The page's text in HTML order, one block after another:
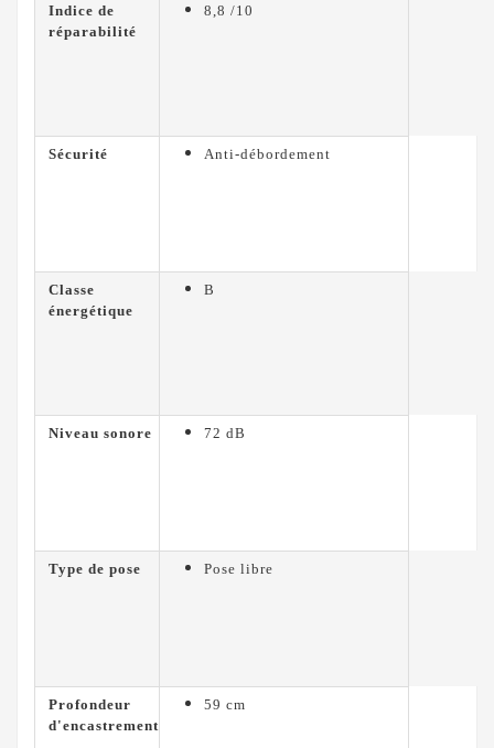
Indice de
réparabilité
8,8 /10
Sécurité Anti-débordement
Classe
énergétique
B
Niveau sonore 72 dB
Type de pose Pose libre
Profondeur
d'encastrement
59 cm